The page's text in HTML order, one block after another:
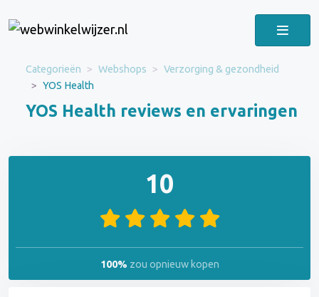
Categorieën Webshops
Verzorging & gezondheid
YOS Health
YOS Health reviews en ervaringen
10
100% zou opnieuw kopen